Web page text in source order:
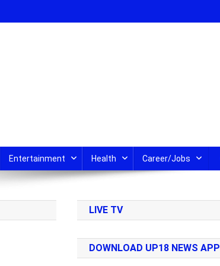
Entertainment Health Career/Jobs
LIVE TV
DOWNLOAD UP18 NEWS APP